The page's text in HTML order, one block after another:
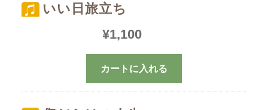
いい日旅立ち
¥1,100
カートに入れる